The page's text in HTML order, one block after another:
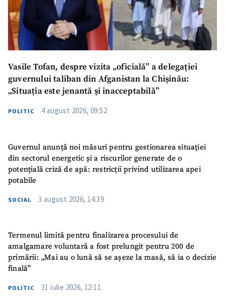
Vasile Tofan, despre vizita „oficială” a delegației
guvernului taliban din Afganistan la Chișinău:
„Situația este jenantă și inacceptabilă”
POLITIC 4 august 2026, 09:52
Guvernul anunță noi măsuri pentru gestionarea situației
din sectorul energetic și a riscurilor generate de o
potențială criză de apă: restricții privind utilizarea apei
potabile
SOCIAL 3 august 2026, 14:39
Termenul limită pentru finalizarea procesului de
amalgamare voluntară a fost prelungit pentru 200 de
primării: „Mai au o lună să se așeze la masă, să ia o decizie
finală”
POLITIC 31 iulie 2026, 12:11